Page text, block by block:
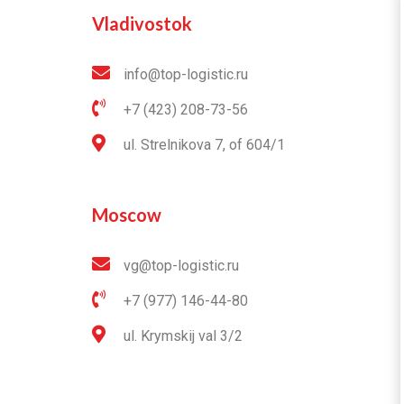
Vladivostok
info@top-logistic.ru
+7 (423) 208-73-56
ul. Strelnikova 7, of 604/1
Moscow
vg@top-logistic.ru
+7 (977) 146-44-80
ul. Krymskij val 3/2